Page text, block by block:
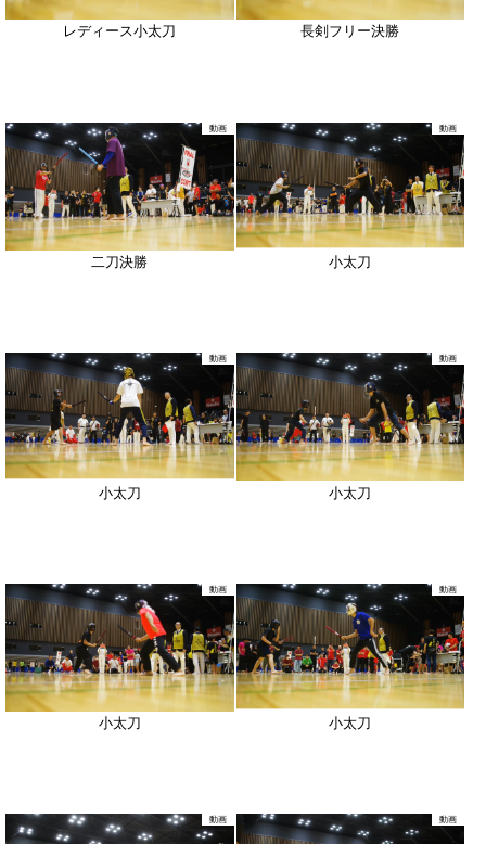
レディース小太刀 長剣フリー決勝
動画
二刀決勝
動画
小太刀
動画
小太刀
動画
小太刀
動画
小太刀
動画
小太刀
動画 動画